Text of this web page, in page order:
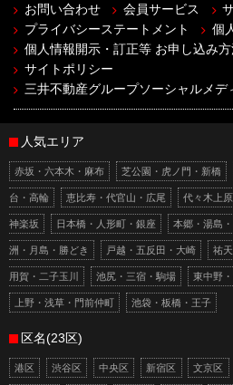
お問い合わせ 会員サービス
プライバシーステートメント
個
個人情報開示・訂正等 お申し込み
サイトポリシー
三井不動産グループソーシャルメデ
人気エリア
赤坂・六本木・麻布 芝公園・虎ノ門・新橋
台・高輪 恵比寿・代官山・広尾 代々木上
神楽坂 日本橋・人形町・銀座 本郷・湯島・
洲・月島・勝どき 戸越・五反田・大崎 祐
用賀・二子玉川 池尻・三宿・駒場 東中野
上野・浅草・門前仲町 池袋・板橋・王子
区名(23区)
港区 渋谷区 中央区 新宿区 文京区